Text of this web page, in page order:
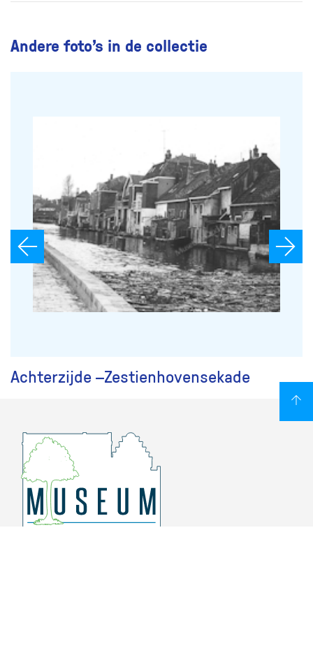
Andere foto’s in de collectie
Achterzijde –Zestienhovensekade